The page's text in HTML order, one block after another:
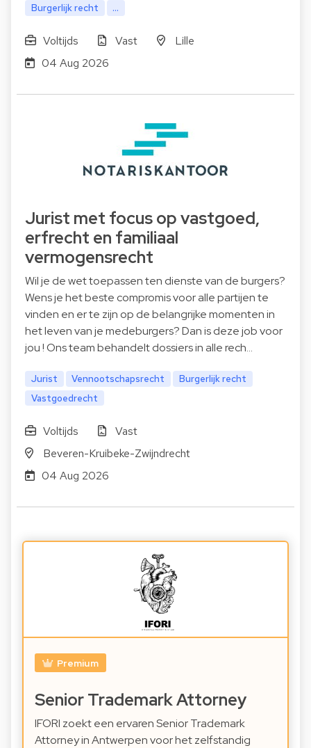
Burgerlijk recht
...
Voltijds Vast
Lille
04 Aug 2026
Jurist met focus op vastgoed,
erfrecht en familiaal
vermogensrecht
Wil je de wet toepassen ten dienste van de burgers?
Wens je het beste compromis voor alle partijen te
vinden en er te zijn op de belangrijke momenten in
het leven van je medeburgers? Dan is deze job voor
jou ! Ons team behandelt dossiers in alle rech…
Jurist Vennootschapsrecht
Burgerlijk recht
Vastgoedrecht
Voltijds
Vast
Beveren-Kruibeke-Zwijndrecht
04 Aug 2026
Premium
Senior Trademark Attorney
IFORI zoekt een ervaren Senior Trademark
Attorney in Antwerpen voor het zelfstandig